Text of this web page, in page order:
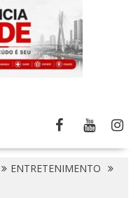
ENTRETENIMENTO